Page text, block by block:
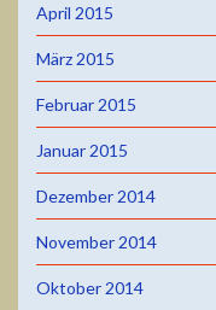
April 2015
März 2015
Februar 2015
Januar 2015
Dezember 2014
November 2014
Oktober 2014